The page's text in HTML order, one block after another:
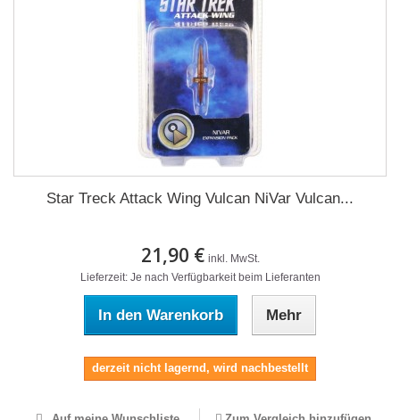
Star Treck Attack Wing Vulcan NiVar Vulcan...
21,90 € inkl. MwSt.
Lieferzeit: Je nach Verfügbarkeit beim Lieferanten
In den Warenkorb Mehr
derzeit nicht lagernd, wird nachbestellt